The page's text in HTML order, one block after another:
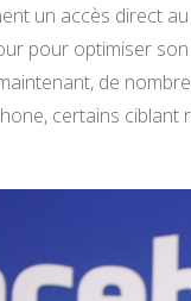
un accès direct
pour optimiser
de
certains